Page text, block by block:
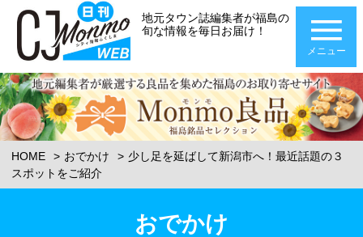
地元タウン誌編集者が福島の
旬な情報を毎日お届け！
メニュー
HOME おでかけ
少し足を延ばして新潟市へ！最近話題の３
スポットをご紹介
おでかけ